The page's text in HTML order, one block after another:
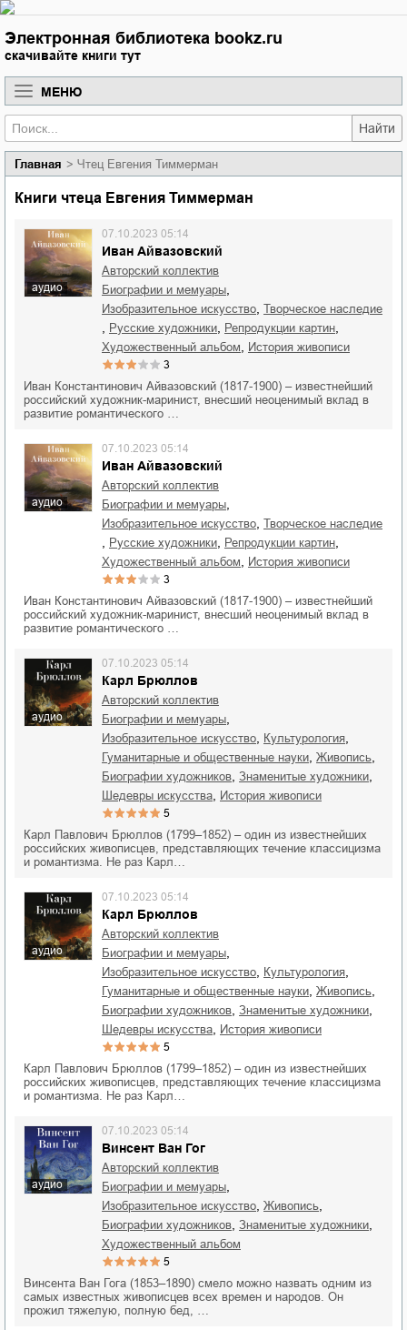
Электронная библиотека bookz.ru
скачивайте книги тут
МЕНЮ
Найти
Главная Чтец Евгения Тиммерман
Книги чтеца Евгения Тиммерман
аудио
Иван Айвазовский
07.10.2023 05:14
Авторский коллектив
биографии и мемуары
изобразительное искусство творческое наследие
русские художники репродукции картин
художественный альбом история живописи
3
Иван Константинович Айвазовский (1817-1900) – известнейший
российский художник-маринист, внесший неоценимый вклад в
развитие романтического …
аудио
Иван Айвазовский
07.10.2023 05:14
Авторский коллектив
биографии и мемуары
изобразительное искусство творческое наследие
русские художники репродукции картин
художественный альбом история живописи
3
Иван Константинович Айвазовский (1817-1900) – известнейший
российский художник-маринист, внесший неоценимый вклад в
развитие романтического …
аудио
Карл Брюллов
07.10.2023 05:14
Авторский коллектив
биографии и мемуары
изобразительное искусство культурология
гуманитарные и общественные науки живопись
биографии художников знаменитые художники
шедевры искусства история живописи
5
Карл Павлович Брюллов (1799–1852) – один из известнейших
российских живописцев, представляющих течение классицизма
и романтизма. Не раз Карл…
аудио
Карл Брюллов
07.10.2023 05:14
Авторский коллектив
биографии и мемуары
изобразительное искусство культурология
гуманитарные и общественные науки живопись
биографии художников знаменитые художники
шедевры искусства история живописи
5
Карл Павлович Брюллов (1799–1852) – один из известнейших
российских живописцев, представляющих течение классицизма
и романтизма. Не раз Карл…
аудио
Винсент Ван Гог
07.10.2023 05:14
Авторский коллектив
биографии и мемуары
изобразительное искусство живопись
биографии художников знаменитые художники
художественный альбом
5
Винсента Ван Гога (1853–1890) смело можно назвать одним из
самых известных живописцев всех времен и народов. Он
прожил тяжелую, полную бед, …